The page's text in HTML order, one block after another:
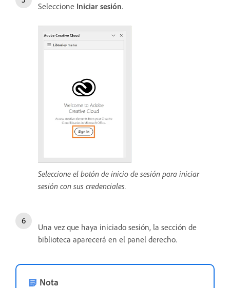
Seleccione Iniciar sesión.
Seleccione el botón de inicio de sesión para iniciar
sesión con sus credenciales.
Una vez que haya iniciado sesión, la sección de
biblioteca aparecerá en el panel derecho.
Nota